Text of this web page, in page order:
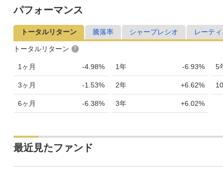
パフォーマンス
トータルリターン 騰落率 シャープレシオ レーテ
トータルリターン
1ヶ月 -4.98%
3ヶ月 -1.53%
6ヶ月 -6.38%
1年 -6.93%
2年 +6.62%
3年 +6.02%
5
最近見たファンド